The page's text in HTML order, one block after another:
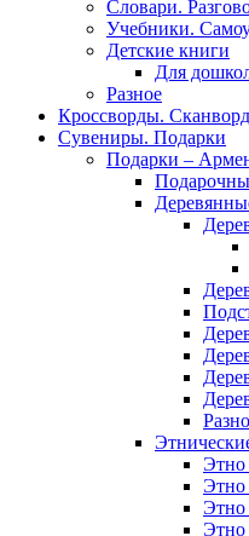
Словари.
Учебники.
Детские книги
Для
Разное
Кроссворды.
Сувениры. Подарки
Подарки –
Этно
Этно